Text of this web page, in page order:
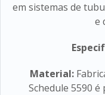
em sistemas de
e
Material:
Schedule 5590